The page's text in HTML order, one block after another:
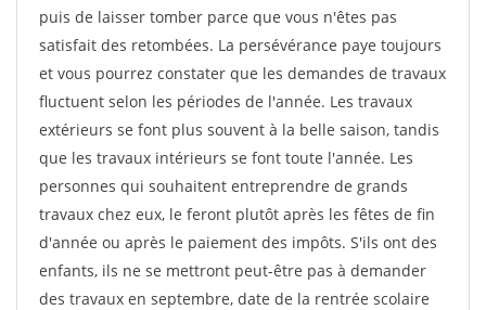
puis de laisser tomber parce que vous n'êtes pas
satisfait des retombées. La persévérance paye toujours
et vous pourrez constater que les demandes de travaux
fluctuent selon les périodes de l'année. Les travaux
extérieurs se font plus souvent à la belle saison, tandis
que les travaux intérieurs se font toute l'année. Les
personnes qui souhaitent entreprendre de grands
travaux chez eux, le feront plutôt après les fêtes de fin
d'année ou après le paiement des impôts. S'ils ont des
enfants, ils ne se mettront peut-être pas à demander
des travaux en septembre, date de la rentrée scolaire